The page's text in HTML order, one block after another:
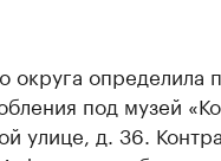
округа определила
под музей
улице, д. 36.